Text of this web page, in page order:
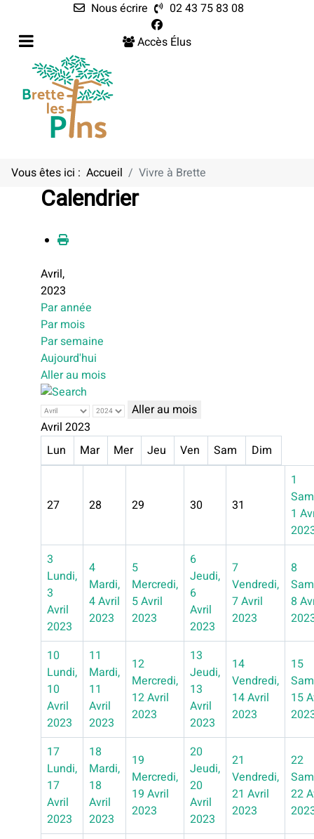
Nous écrire
02 43 75 83 08
Accès Élus
Vous êtes ici : Accueil Vivre à Brette
Calendrier
Avril,
2023
Par année
Par mois
Par semaine
Aujourd'hui
Aller au mois
Aller au mois
Avril 2023
Lun
Mar Mer Jeu Ven Sam Dim
27 28 29 30 31
1
1
3
Lundi,
3
Avril
2023
4
Mardi,
4 Avril
2023
5
Mercredi,
5 Avril
2023
6
Jeudi,
6
Avril
2023
7
Vendredi,
7 Avril
2023
8
8
10
Lundi,
10
Avril
2023
11
Mardi,
11
Avril
2023
12
Mercredi,
12 Avril
2023
13
Jeudi,
13
Avril
2023
14
Vendredi,
14 Avril
2023
15
15
17
Lundi,
17
Avril
2023
18
Mardi,
18
Avril
2023
19
Mercredi,
19 Avril
2023
20
Jeudi,
20
Avril
2023
21
Vendredi,
21 Avril
2023
22
22